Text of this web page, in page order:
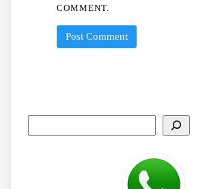
COMMENT.